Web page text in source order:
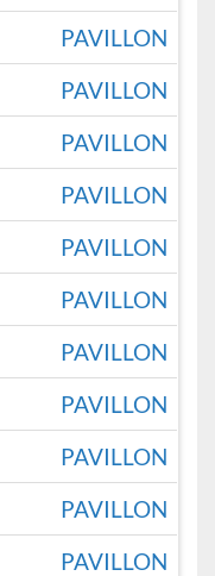
PAVILLON
PAVILLON
PAVILLON
PAVILLON
PAVILLON
PAVILLON
PAVILLON
PAVILLON
PAVILLON
PAVILLON
PAVILLON